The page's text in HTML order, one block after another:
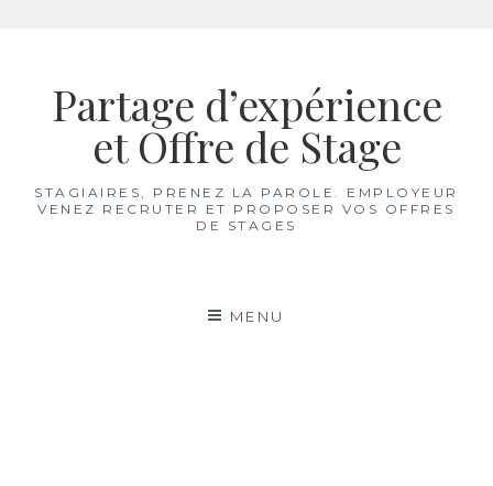
contenuPartage d’expérience
et Offre de Stage
STAGIAIRES, PRENEZ LA PAROLE. EMPLOYEUR
VENEZ RECRUTER ET PROPOSER VOS OFFRES
DE STAGES
MENU